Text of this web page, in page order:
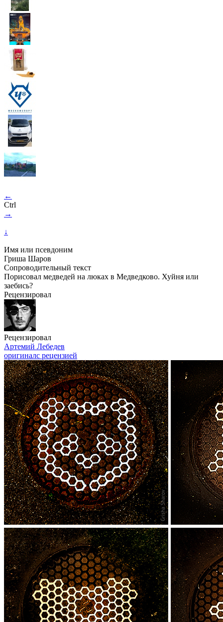
←
Ctrl
→
↓
Имя или псевдоним
Гриша Шаров
Сопроводительный текст
Порисовал медведей на люках в Медведково. Хуйня или
заебись?
Рецензировал
Рецензировал
Артемий Лебедев
оригиналс рецензией